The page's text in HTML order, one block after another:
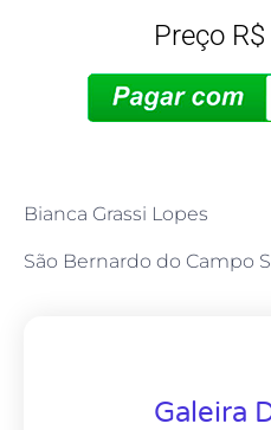
Preço
Bianca Grassi Lopes
São Bernardo do Campo
Galeira